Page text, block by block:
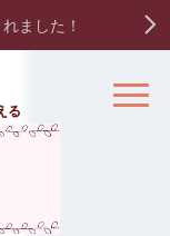
ました！
る